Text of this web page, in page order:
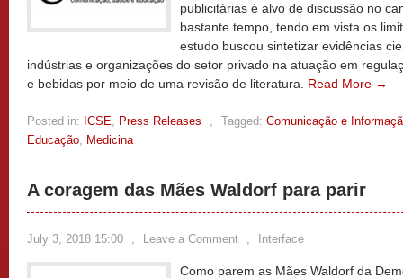
publicitárias é alvo de discussão no
bastante tempo, tendo em vista os
estudo buscou sintetizar evidências
indústrias e organizações do setor privado na atuação em
e bebidas por meio de uma revisão de literatura. Read More →
Posted in: ICSE, Press Releases , Tagged: Comunicação e
Educação, Medicina
A coragem das Mães Waldorf para parir
July 3, 2018 15:00 , Leave a Comment , Interface
Como parem as Mães Waldorf da